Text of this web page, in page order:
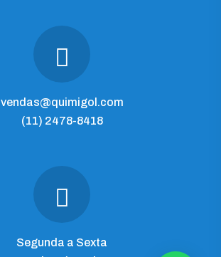
vendas@quimigol.com
(11) 2478-8418
Segunda a Sexta